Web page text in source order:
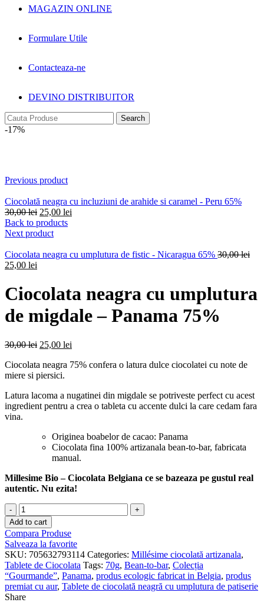
MAGAZIN ONLINE
Formulare Utile
Contacteaza-ne
DEVINO DISTRIBUITOR
Search
-17%
Previous product
Ciocolată neagra cu incluziuni de arahide si caramel - Peru 65%
30,00lei Original
price
was:
25,00 lei
Back to products
Next product
Ciocolata neagra cu umplutura de fistic - Nicaragua 65% 30,00lei
25,00 lei
25,00 lei.
Ciocolata neagra cu umplutura
de migdale – Panama 75%
30,00lei Original
was:
30,00 lei.
25,00 lei
is:
Ciocolata neagra 75% confera o latura dulce ciocolatei cu note de
miere si piersici.
Latura lacoma a nugatinei din migdale se potriveste perfect cu acest
ingredient pentru a crea o tableta cu accente dulci la care cedam fara
vina.
Originea boabelor de cacao: Panama
Ciocolata fina 100% artizanala bean-to-bar, fabricata
manual.
Millesime Bio – Ciocolata Belgiana ce se bazeaza pe gustul real
autentic. Nu ezita!
Ciocolata
neagra
cu
umplutura
de
migdale
-
Panama
75%
quantity
Add to cart
Compara Produse
Salveaza la favorite
SKU: 705632793114 Categories: Millésime ciocolată artizanala,
Tablete de Ciocolata Tags: 70g, Bean-to-bar, Colecția
“Gourmande”, Panama, produs ecologic fabricat in Belgia, produs
premiat cu aur, Tablete de ciocolată neagră cu umplutura de patiserie
Share